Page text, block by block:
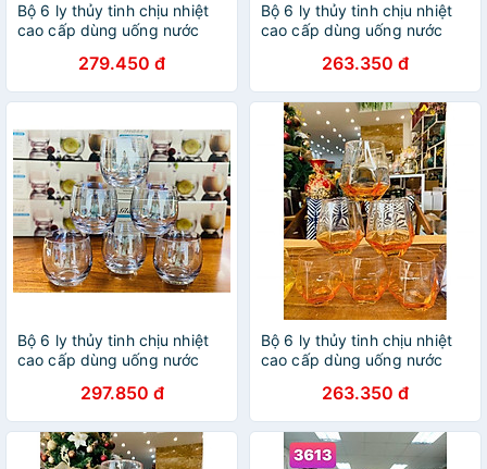
Bộ 6 ly thủy tinh chịu nhiệt
cao cấp dùng uống nước
279.450 đ
Bộ 6 ly thủy tinh chịu nhiệt
cao cấp dùng uống nước
cương ghi263.350 đ
Bộ 6 ly thủy tinh chịu nhiệt
cao cấp dùng uống nước
297.850 đ
Bộ 6 ly thủy tinh chịu nhiệt
cao cấp dùng uống nước
cương cam263.350 đ